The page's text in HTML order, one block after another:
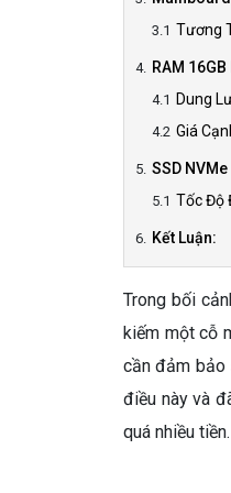
Tương
RAM
Dung
Giá
SSD
Tốc Độ
Kết Luận:
Trong bối
kiếm một cỗ
cần đảm bảo
điều này và
quá nhiều tiền.